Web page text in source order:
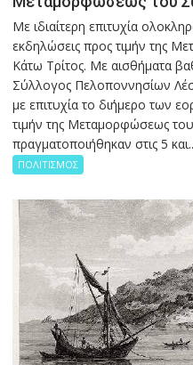
Με ιδιαίτερη επιτυχία
εκδηλώσεις προς τιμήν της
Κάτω Τρίτος. Με αισθήματα
Σύλλογος Πελοποννησίων
με επιτυχία το διήμερο των
τιμήν της Μεταμορφώσεως
πραγματοποιήθηκαν στις 5
ΠΟΛΙΤΙΣΜΟΣ